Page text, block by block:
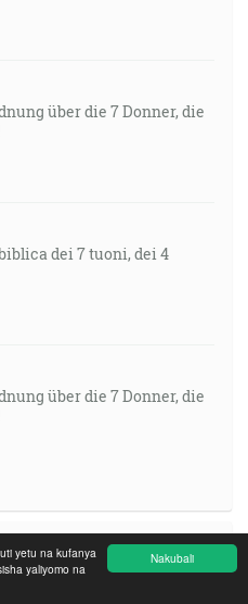
Nakubali
yetu na kufanya
yaliyomo na
über die 7 Donner, die
dei 7 tuoni, dei 4
über die 7 Donner, die
Germany, Missions-